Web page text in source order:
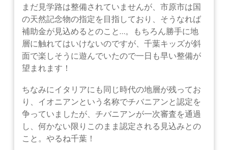
まだ見学路は整備されていませんが、市原市は国
の天然記念物の指定を目指しており、そうなれば
補助金が見込めるとのこと…。もちろん勝手に地
層に触れてはいけないのですが、千葉キッズが斜
面で楽しそうに遊んでいたので一日も早い整備が
望まれます！
ちなみにイタリアにも同じ時代の地層が残ってお
り、イオニアンという名称でチバニアンと認定を
争っていましたが、チバニアンが一次審査を通過
し、何かない限りこのまま認定される見込みとの
こと。やるね千葉！